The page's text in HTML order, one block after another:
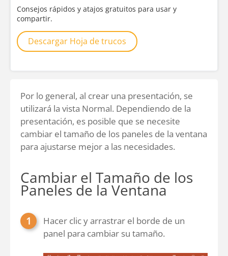
Consejos rápidos y atajos gratuitos para usar y
compartir.
Descargar Hoja de trucos
Por lo general, al crear una presentación, se
utilizará la vista Normal. Dependiendo de la
presentación, es posible que se necesite
cambiar el tamaño de los paneles de la ventana
para ajustarse mejor a las necesidades.
Cambiar el Tamaño de los
Paneles de la Ventana
Hacer clic y arrastrar el borde de un
panel para cambiar su tamaño.